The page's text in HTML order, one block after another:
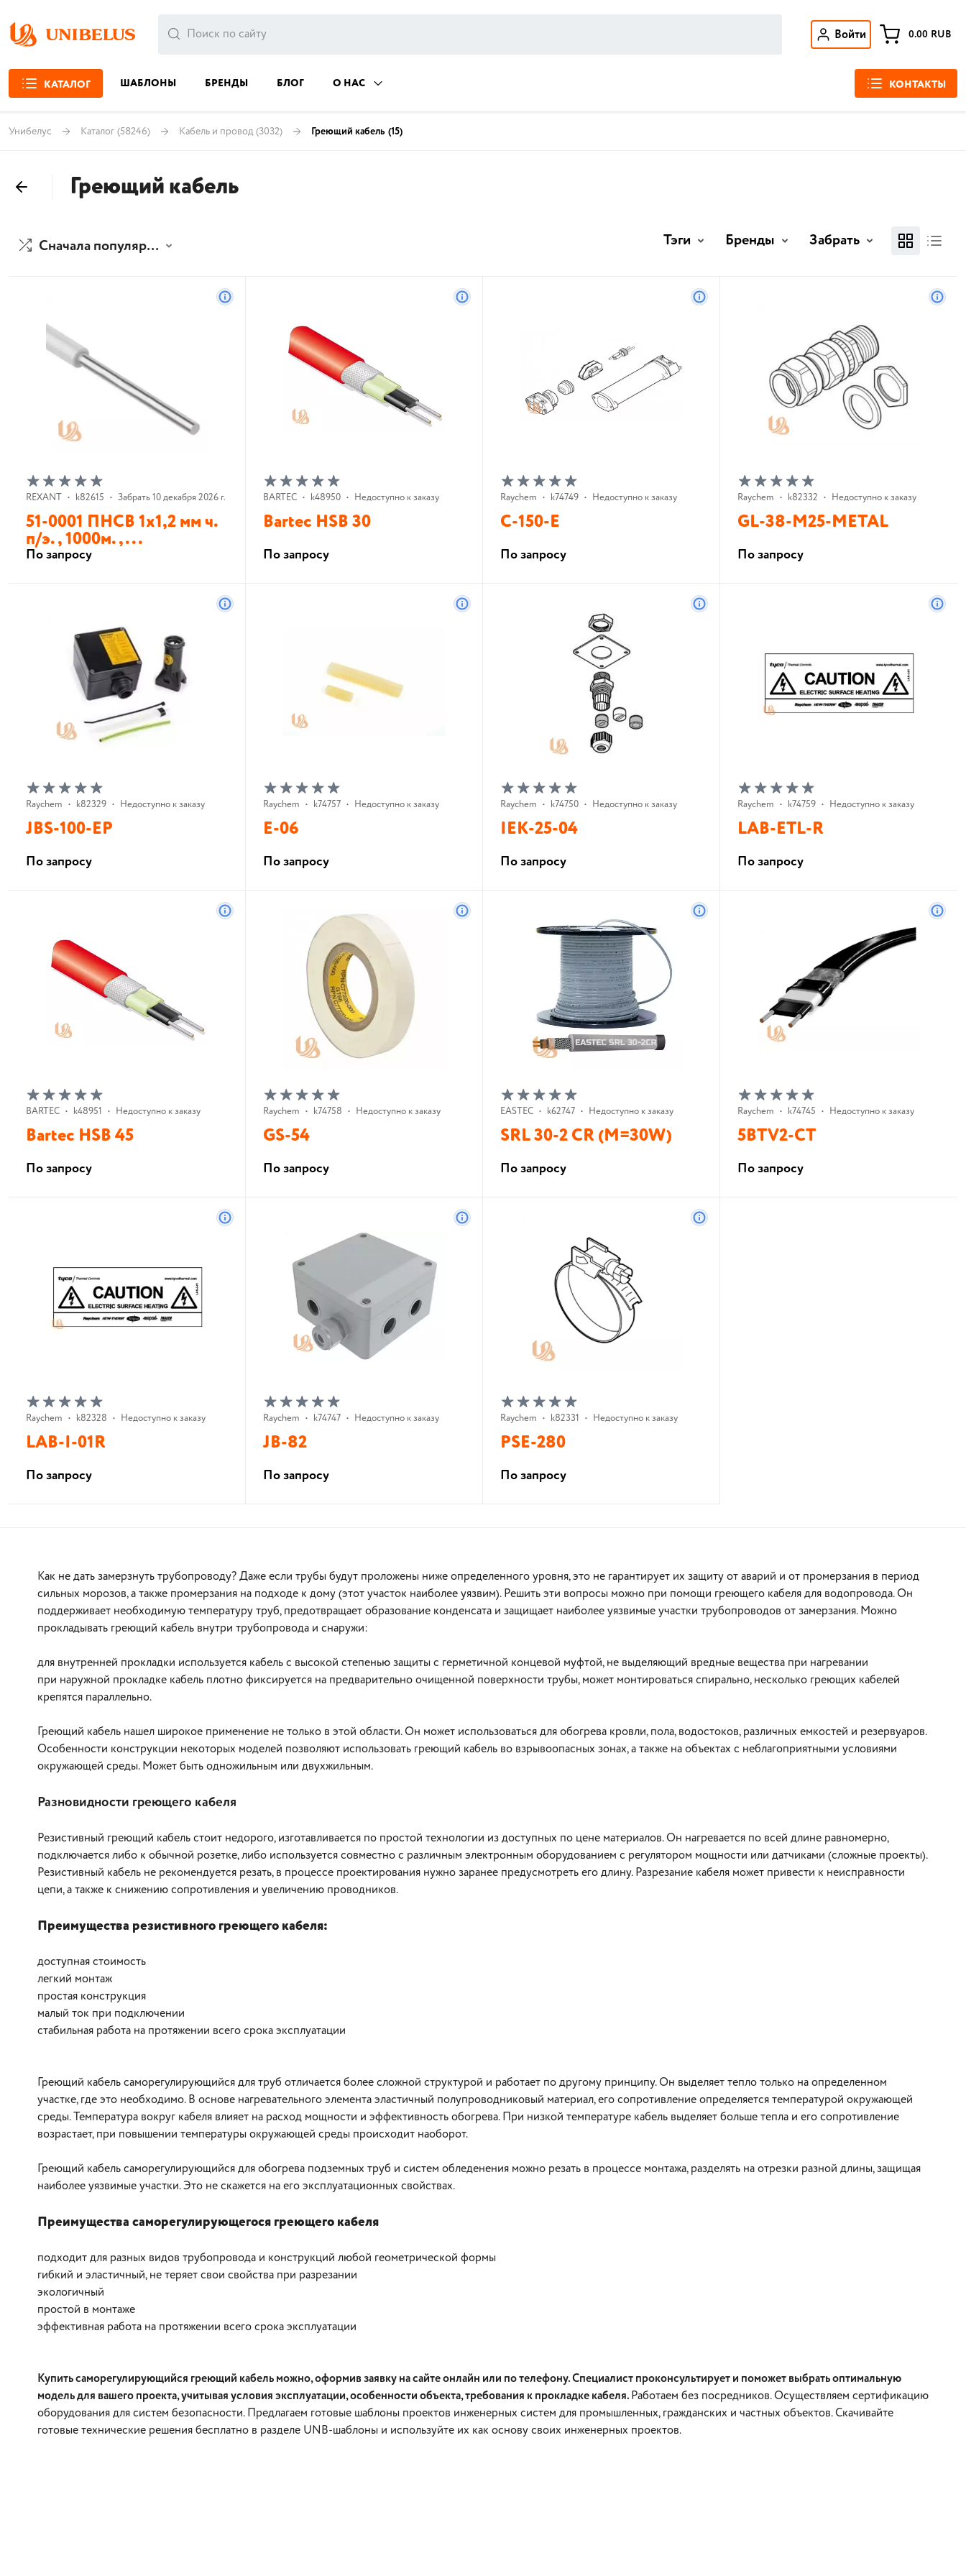
Войти 0.00 RUB
КАТАЛОГ ШАБЛОНЫ БРЕНДЫ БЛОГ О НАС КОНТАКТЫ
Унибелус Каталог (58246) Кабель и провод (3032) Греющий кабель (15)
Греющий кабель
Сначала популярные Тэги Бренды Забрать
REXANT • k82615 • Забрать 10 декабря 2026 г.
51-0001 ПНСВ 1х1,2 мм ч.
п/э. , 1000м. ,...
По запросу
BARTEC • k48950 • Недоступно к заказу
Bartec HSB 30
По запросу
Raychem • k74749 • Недоступно к заказу
C-150-E
По запросу
Raychem • k82332 • Недоступно к заказу
GL-38-M25-METAL
По запросу
Raychem • k82329 • Недоступно к заказу
JBS-100-EP
По запросу
Raychem • k74757 • Недоступно к заказу
E-06
По запросу
Raychem • k74750 • Недоступно к заказу
IEK-25-04
По запросу
Raychem • k74759 • Недоступно к заказу
LAB-ETL-R
По запросу
BARTEC • k48951 • Недоступно к заказу
Bartec HSB 45
По запросу
Raychem • k74758 • Недоступно к заказу
GS-54
По запросу
EASTEC • k62747 • Недоступно к заказу
SRL 30-2 CR (M=30W)
По запросу
Raychem • k74745 • Недоступно к заказу
5BTV2-CT
По запросу
Raychem • k82328 • Недоступно к заказу
LAB-I-01R
По запросу
Raychem • k74747 • Недоступно к заказу
JB-82
По запросу
Raychem • k82331 • Недоступно к заказу
PSE-280
По запросу
Как не дать замерзнуть трубопроводу? Даже если трубы будут проложены ниже определенного уровня, это не гарантирует их защиту от аварий и от промерзания в период
сильных морозов, а также промерзания на подходе к дому (этот участок наиболее уязвим). Решить эти вопросы можно при помощи греющего кабеля для водопровода. Он
поддерживает необходимую температуру труб, предотвращает образование конденсата и защищает наиболее уязвимые участки трубопроводов от замерзания. Можно
прокладывать греющий кабель внутри трубопровода и снаружи:
для внутренней прокладки используется кабель с высокой степенью защиты с герметичной концевой муфтой, не выделяющий вредные вещества при нагревании
при наружной прокладке кабель плотно фиксируется на предварительно очищенной поверхности трубы, может монтироваться спирально, несколько греющих кабелей
крепятся параллельно.
Греющий кабель нашел широкое применение не только в этой области. Он может использоваться для обогрева кровли, пола, водостоков, различных емкостей и резервуаров.
Особенности конструкции некоторых моделей позволяют использовать греющий кабель во взрывоопасных зонах, а также на объектах с неблагоприятными условиями
окружающей среды. Может быть одножильным или двухжильным.
Разновидности греющего кабеля
Резистивный греющий кабель стоит недорого, изготавливается по простой технологии из доступных по цене материалов. Он нагревается по всей длине равномерно,
подключается либо к обычной розетке, либо используется совместно с различным электронным оборудованием с регулятором мощности или датчиками (сложные проекты).
Резистивный кабель не рекомендуется резать, в процессе проектирования нужно заранее предусмотреть его длину. Разрезание кабеля может привести к неисправности
цепи, а также к снижению сопротивления и увеличению проводников.
Преимущества резистивного греющего кабеля:
доступная стоимость
легкий монтаж
простая конструкция
малый ток при подключении
стабильная работа на протяжении всего срока эксплуатации
Греющий кабель саморегулирующийся для труб отличается более сложной структурой и работает по другому принципу. Он выделяет тепло только на определенном
участке, где это необходимо. В основе нагревательного элемента эластичный полупроводниковый материал, его сопротивление определяется температурой окружающей
среды. Температура вокруг кабеля влияет на расход мощности и эффективность обогрева. При низкой температуре кабель выделяет больше тепла и его сопротивление
возрастает, при повышении температуры окружающей среды происходит наоборот.
Греющий кабель саморегулирующийся для обогрева подземных труб и систем обледенения можно резать в процессе монтажа, разделять на отрезки разной длины, защищая
наиболее уязвимые участки. Это не скажется на его эксплуатационных свойствах.
Преимущества саморегулирующегося греющего кабеля
подходит для разных видов трубопровода и конструкций любой геометрической формы
гибкий и эластичный, не теряет свои свойства при разрезании
экологичный
простой в монтаже
эффективная работа на протяжении всего срока эксплуатации
Купить саморегулирующийся греющий кабель можно, оформив заявку на сайте онлайн или по телефону. Специалист проконсультирует и поможет выбрать оптимальную
модель для вашего проекта, учитывая условия эксплуатации, особенности объекта, требования к прокладке кабеля.Работаем без посредников. Осуществляем сертификацию
оборудования для систем безопасности. Предлагаем готовые шаблоны проектов инженерных систем для промышленных, гражданских и частных объектов. Скачивайте
готовые технические решения бесплатно в разделе UNB-шаблоны и используйте их как основу своих инженерных проектов.